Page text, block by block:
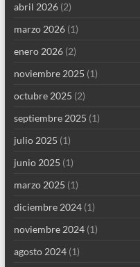
abril 2026(2)
marzo 2026(1)
enero 2026(2)
noviembre 2025 (1)
octubre 2025 (2)
septiembre 2025 (1)
julio 2025 (1)
junio 2025 (1)
marzo 2025 (1)
diciembre 2024(1)
noviembre 2024(1)
agosto 2024(1)